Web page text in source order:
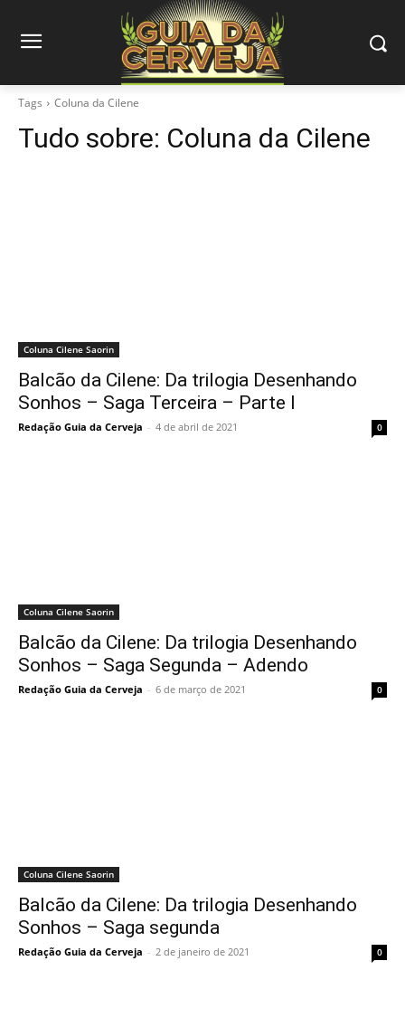
Tags Coluna da Cilene
Tudo sobre: Coluna da Cilene
Coluna Cilene Saorin
Balcão da Cilene: Da trilogia Desenhando
Sonhos – Saga Terceira – Parte I
Redação Guia da Cerveja - 4 de abril de 2021 0
Coluna Cilene Saorin
Balcão da Cilene: Da trilogia Desenhando
Sonhos – Saga Segunda – Adendo
Redação Guia da Cerveja - 6 de março de 2021 0
Coluna Cilene Saorin
Balcão da Cilene: Da trilogia Desenhando
Sonhos – Saga segunda
Redação Guia da Cerveja - 2 de janeiro de 2021 0